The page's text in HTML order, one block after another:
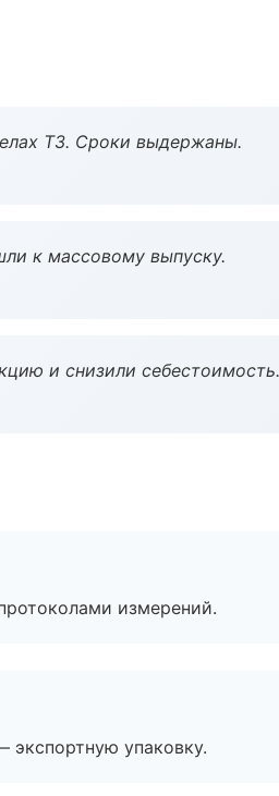
ТЗ. Сроки выдержаны.
к массовому выпуску.
и снизили себестоимость.
измерений.
упаковку.